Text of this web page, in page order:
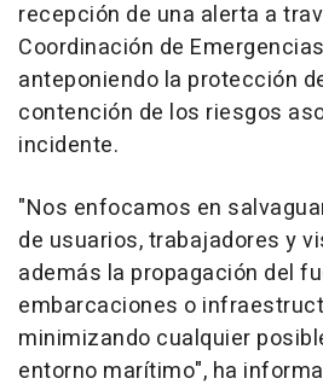
recepción de una alerta a
Coordinación de
anteponiendo la protección
contención de los riesgos
incidente.
"Nos enfocamos en
de usuarios, trabajadores y
además la propagación del
embarcaciones o
minimizando cualquier
entorno marítimo", ha